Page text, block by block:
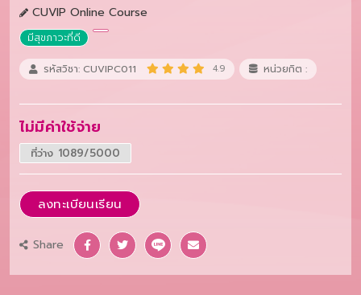
CUVIP Online Course
มีสุขภาวะที่ดี
รหัสวิชา: CUVIPC011 4.9 หน่วยกิต :
ไม่มีค่าใช้จ่าย
ที่ว่าง 1089/5000
ลงทะเบียนเรียน
Share